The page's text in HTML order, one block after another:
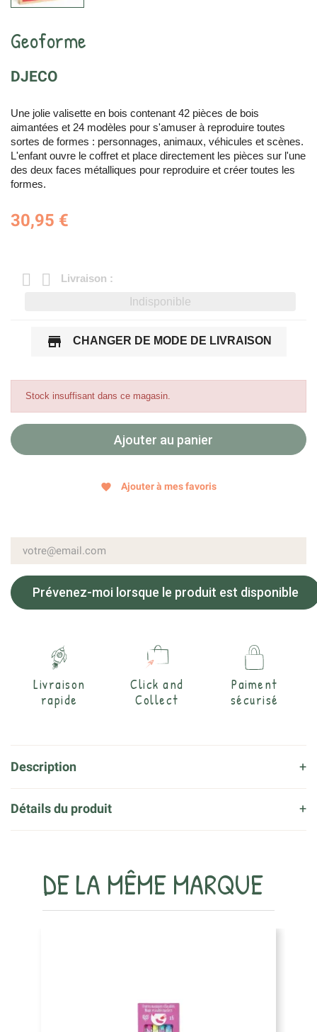
Geoforme
DJECO
Une jolie valisette en bois contenant 42 pièces de bois
aimantées et 24 modèles pour s'amuser à reproduire toutes
sortes de formes : personnages, animaux, véhicules et scènes.
L'enfant ouvre le coffret et place directement les pièces sur l'une
des deux faces métalliques pour reproduire et créer toutes les
formes.
30,95 €
Livraison :
Indisponible
store CHANGER DE MODE DE LIVRAISON
Stock insuffisant dans ce magasin.
Ajouter au panier
favorite Ajouter à mes favoris
Prévenez-moi lorsque le produit est disponible
Livraison
rapide
Click and
Collect
Paiment
sécurisé
Description
Détails du produit
DE LA MÊME MARQUE